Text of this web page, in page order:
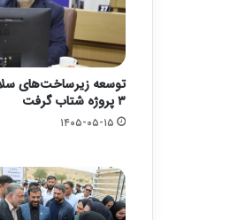
توسعه زیرساخت‌های
۳ پروژه شتاب گرفت
۱۴۰۵-۰۵-۱۵